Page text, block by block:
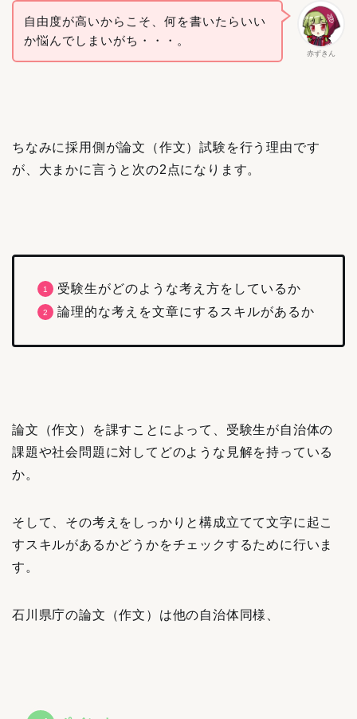
赤ずきん
自由度が高いからこそ、何を書いたらいい
か悩んでしまいがち・・・。
ちなみに採用側が論文（作文）試験を行う理由です
が、大まかに言うと次の2点になります。
受験生がどのような考え方をしているか
論理的な考えを文章にするスキルがあるか
論文（作文）を課すことによって、受験生が自治体の
課題や社会問題に対してどのような見解を持っている
か。
そして、その考えをしっかりと構成立てて文字に起こ
すスキルがあるかどうかをチェックするために行いま
す。
石川県庁の論文（作文）は他の自治体同様、